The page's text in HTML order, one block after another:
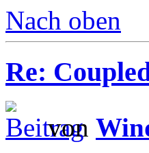
Nach oben
Re:
von